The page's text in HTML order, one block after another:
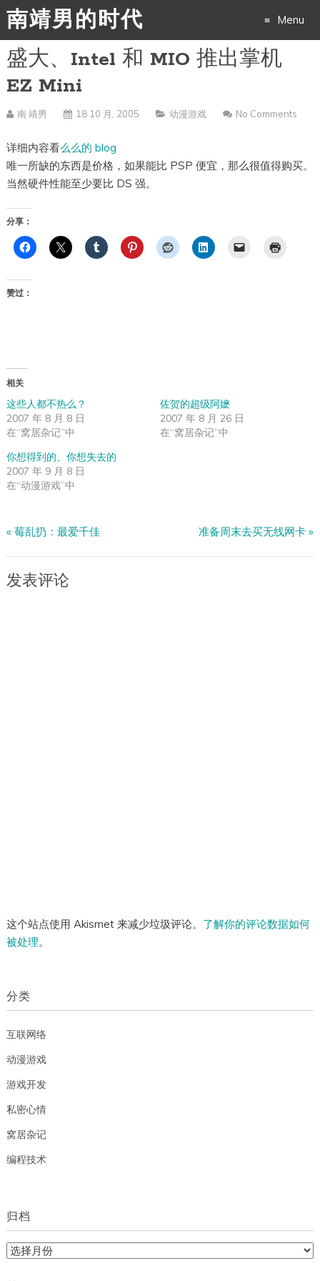
南靖男的时代 Menu
Skip
content
盛大、Intel 和 MIO 推出掌机
EZ Mini
南 靖男 18 10 月, 2005 动漫游戏 No Comments
详细内容看么么的 blog
唯一所缺的东西是价格，如果能比 PSP 便宜，那么很值得购买。
当然硬件性能至少要比 DS 强。
分享：
赞过：
相关
这些人都不热么？
2007 年 8 月 8 日
在“窝居杂记”中
佐贺的超级阿嬷
2007 年 8 月 26 日
在“窝居杂记”中
你想得到的、你想失去的
2007 年 9 月 8 日
在“动漫游戏”中
« 莓乱扔：最爱千佳 准备周末去买无线网卡 »
发表评论
这个站点使用 Akismet 来减少垃圾评论。 了解你的评论数据如何
被处理。
分类
互联网络
动漫游戏
游戏开发
私密心情
窝居杂记
编程技术
归档
归